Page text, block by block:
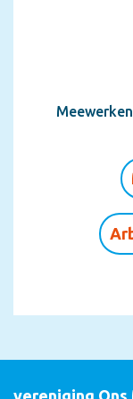
onze missie,
Over Parmant
Dát is wat bij
onze belofte
medewerkers.
met zes
onderscheiden
eigen niveau.
vereniging